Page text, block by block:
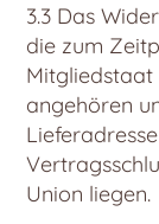
3.3 Das
die zum
Mitgliedstaat
angehören
Union liegen.